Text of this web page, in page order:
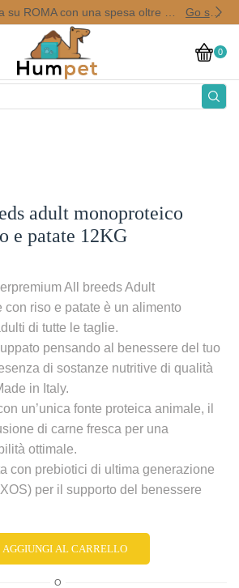
Go shop
0
adult monoproteico
e patate 12KG
All breeds Adult
con riso e patate è un alimento
di tutte le taglie.
pensando al benessere del tuo
di sostanze nutritive di qualità
in Italy.
un’unica fonte proteica animale, il
di carne fresca per una
ottimale.
con prebiotici di ultima generazione
per il supporto del benessere
AGGIUNGI AL CARRELLO
O